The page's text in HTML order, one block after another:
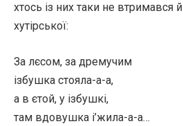
хтось із них таки не втримався
хутірської:
За лєсом, за дремучим
ізбушка стояла-а-а,
а в єтой, у ізбушкі,
там вдовушка і’жила-а-а…